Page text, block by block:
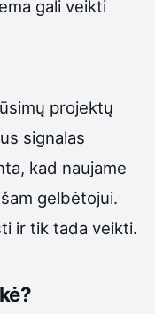
gali veikti
projektų
signalas
kad naujame
gelbėtojui.
ir tik tada veikti.